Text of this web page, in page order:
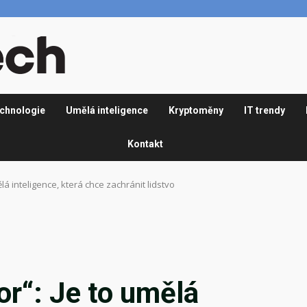
Umělá inteligence Kryptoměny IT trendy
Kontakt
inteligence, která chce zachránit lidstvo
Je to umělá